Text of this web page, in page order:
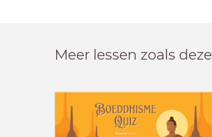
Meer lessen zoals deze